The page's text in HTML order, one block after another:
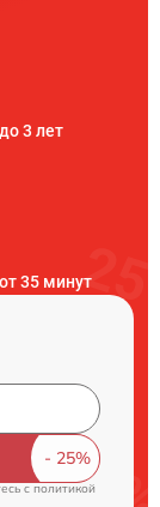
3 лет
35 минут
cполитикой